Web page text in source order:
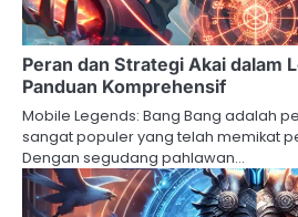
Peran dan Strategi Akai dalam
Panduan Komprehensif
Mobile Legends: Bang Bang adalah
sangat populer yang telah memikat
Dengan segudang pahlawan…